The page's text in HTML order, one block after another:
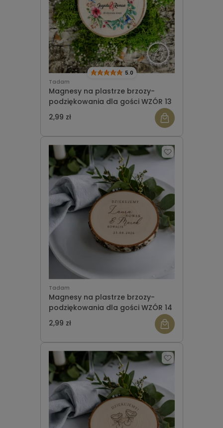
Tadam
Magnesy na plastrze brzozy-
podziękowania dla gości WZÓR 13
5.0
2,99 zł
Tadam
Magnesy na plastrze brzozy-
podziękowania dla gości WZÓR 14
2,99 zł